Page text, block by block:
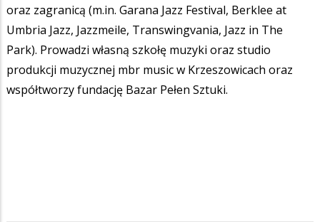
oraz zagranicą (m.in. Garana Jazz Festival, Berklee at
Umbria Jazz, Jazzmeile, Transwingvania, Jazz in The
Park). Prowadzi własną szkołę muzyki oraz studio
produkcji muzycznej mbr music w Krzeszowicach oraz
współtworzy fundację Bazar Pełen Sztuki.